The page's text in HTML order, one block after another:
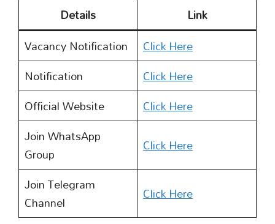
Details
Link
Vacancy Notification
Click Here
Notification
Click Here
Official Website
Click Here
Join WhatsApp
Group
Click Here
Join Telegram
Channel
Click Here